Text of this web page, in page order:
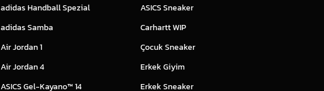
adidas Handball Spezial
adidas Samba
Air Jordan 1
Air Jordan 4
ASICS Gel-Kayano™ 14
ASICS Sneaker
Carhartt WIP
Çocuk Sneaker
Erkek Giyim
Erkek Sneaker